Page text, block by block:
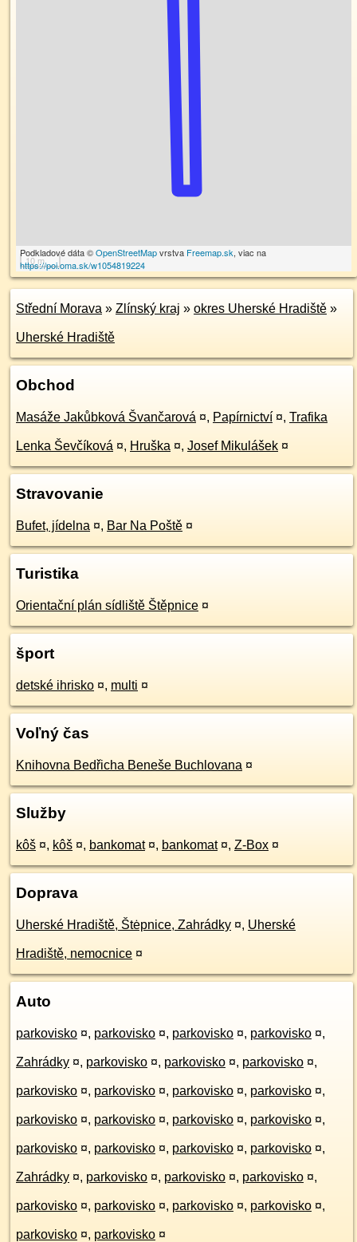
10 m
Podkladové dáta ©OpenStreetMapvrstva Freemap.sk, viac na
https://poi.oma.sk/w1054819224
Střední Morava » Zlínský kraj » okres Uherské Hradiště »
Uherské Hradiště
Obchod
Masáže Jakůbková Švančarová ¤, Papírnictví ¤, Trafika
Lenka Ševčíková ¤, Hruška ¤, Josef Mikulášek ¤
Stravovanie
Bufet, jídelna ¤, Bar Na Poště ¤
Turistika
Orientační plán sídliště Štěpnice ¤
šport
detské ihrisko ¤, multi ¤
Voľný čas
Knihovna Bedřicha Beneše Buchlovana ¤
Služby
kôš ¤, kôš ¤, bankomat ¤, bankomat ¤, Z-Box ¤
Doprava
Uherské Hradiště, Štėpnice, Zahrádky ¤, Uherské
Hradiště, nemocnice ¤
Auto
parkovisko ¤, parkovisko ¤, parkovisko ¤, parkovisko ¤,
Zahrádky ¤, parkovisko ¤, parkovisko ¤, parkovisko ¤,
parkovisko ¤, parkovisko ¤, parkovisko ¤, parkovisko ¤,
parkovisko ¤, parkovisko ¤, parkovisko ¤, parkovisko ¤,
parkovisko ¤, parkovisko ¤, parkovisko ¤, parkovisko ¤,
Zahrádky ¤, parkovisko ¤, parkovisko ¤, parkovisko ¤,
parkovisko ¤, parkovisko ¤, parkovisko ¤, parkovisko ¤,
parkovisko ¤, parkovisko ¤